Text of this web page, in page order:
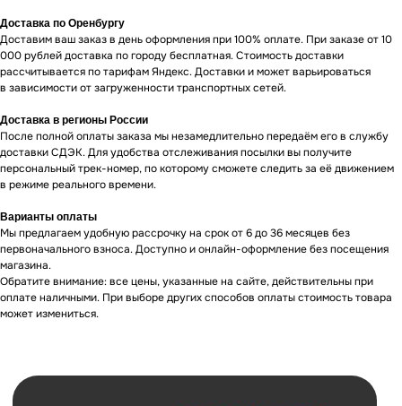
Доставка по Оренбургу
Доставим ваш заказ в день оформления при 100% оплате. При заказе от 10
000 рублей доставка по городу бесплатная. Стоимость доставки
рассчитывается по тарифам Яндекс. Доставки и может варьироваться
в зависимости от загруженности транспортных сетей.
Доставка в регионы России
После полной оплаты заказа мы незамедлительно передаём его в службу
доставки СДЭК. Для удобства отслеживания посылки вы получите
персональный трек-номер, по которому сможете следить за её движением
в режиме реального времени.
Варианты оплаты
Мы предлагаем удобную рассрочку на срок от 6 до 36 месяцев без
первоначального взноса. Доступно и онлайн-оформление без посещения
магазина.
Обратите внимание: все цены, указанные на сайте, действительны при
оплате наличными. При выборе других способов оплаты стоимость товара
может измениться.
Оставить заявку
заказать необходимое устройство.
Для этого оставьте заявку на сайте
и наш менеджер свяжется с вами
в ближайшее время.
в кратчайшие сроки — всего 2−4 дня.
(Подробнее у менеджера)